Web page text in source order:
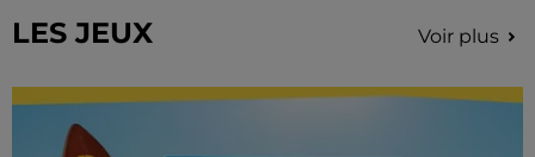
LES JEUX Voir plus